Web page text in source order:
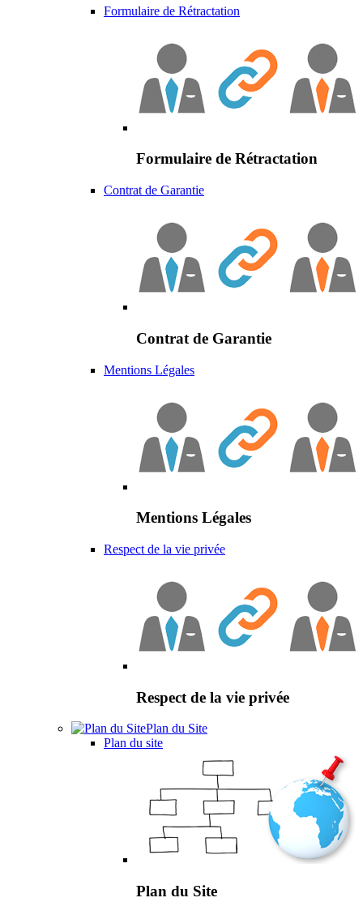
Formulaire de Rétractation
Formulaire de Rétractation
Contrat de Garantie
Contrat de Garantie
Mentions Légales
Mentions Légales
Respect de la vie privée
Respect de la vie privée
Plan du Site
Plan du site
Plan du Site